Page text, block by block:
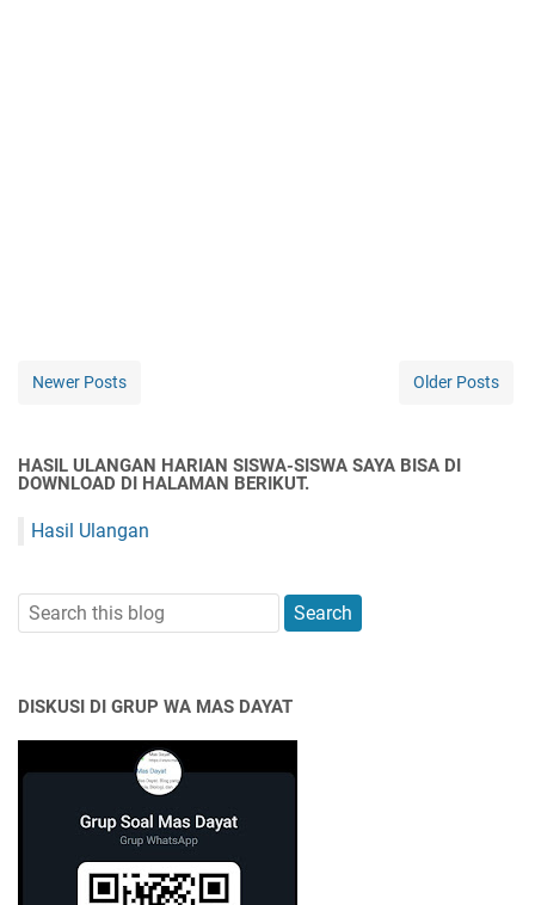
Newer Posts Older Posts
HASIL ULANGAN HARIAN SISWA-SISWA SAYA BISA DI
DOWNLOAD DI HALAMAN BERIKUT.
Hasil Ulangan
DISKUSI DI GRUP WA MAS DAYAT